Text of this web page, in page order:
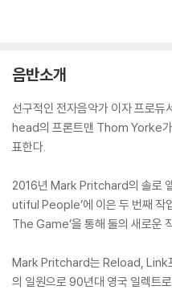
음반소개
선구적인 전자음악가 이자 프로
head의 프론트맨 Thom Yorke
표한다.
2016년 Mark Pritchard의 솔로
utiful People’에 이은 두 번째 작
The Game’을 통해 둘의 새로운
Mark Pritchard는 Reload,
의 일원으로 90년대 영국 일렉트